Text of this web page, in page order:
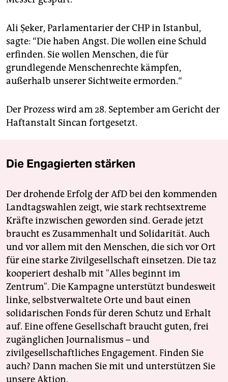
Ali Şeker, Parlamentarier der CHP in Istanbul,
sagte: “Die haben Angst. Die wollen eine Schuld
erfinden. Sie wollen Menschen, die für
grundlegende Menschenrechte kämpfen,
außerhalb unserer Sichtweite ermorden.“
Der Prozess wird am 28. September am Gericht der
Haftanstalt Sincan fortgesetzt.
Die Engagierten stärken
Der drohende Erfolg der AfD bei den kommenden
Landtagswahlen zeigt, wie stark rechtsextreme
Kräfte inzwischen geworden sind. Gerade jetzt
braucht es Zusammenhalt und Solidarität. Auch
und vor allem mit den Menschen, die sich vor Ort
für eine starke Zivilgesellschaft einsetzen. Die taz
kooperiert deshalb mit "Alles beginnt im
Zentrum". Die Kampagne unterstützt bundesweit
linke, selbstverwaltete Orte und baut einen
solidarischen Fonds für deren Schutz und Erhalt
auf. Eine offene Gesellschaft braucht guten, frei
zugänglichen Journalismus – und
zivilgesellschaftliches Engagement. Finden Sie
auch? Dann machen Sie mit und unterstützen Sie
unsere Aktion.